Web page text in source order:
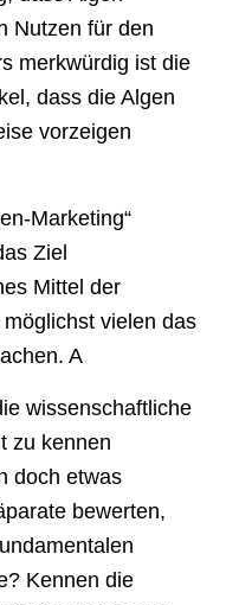
Nutzen für den
merkwürdig ist die
dass die Algen
vorzeigen
Marketing“
Ziel
Mittel der
vielen das
A
wissenschaftliche
zu kennen
doch etwas
bewerten,
Kennen die